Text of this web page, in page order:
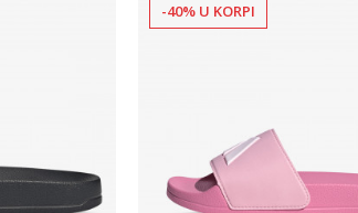
-40% U KORPI